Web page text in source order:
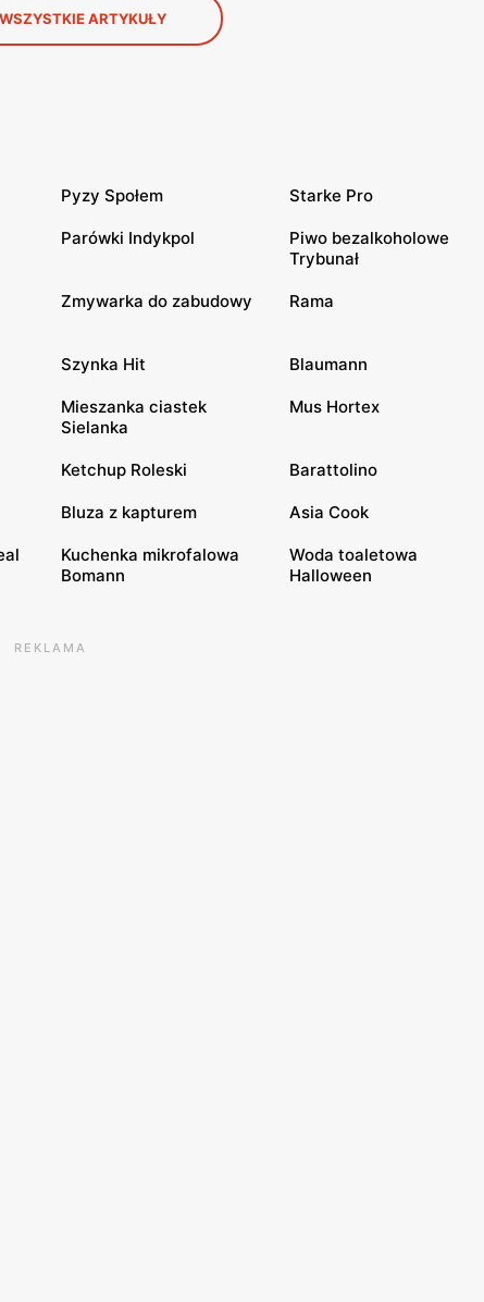
ARTYKUŁY
Pyzy Społem Starke Pro
Parówki Indykpol
Piwo bezalkoholowe
Trybunał
Zmywarka do zabudowy Rama
Szynka Hit Blaumann
Mieszanka ciastek
Sielanka
Mus Hortex
Ketchup Roleski Barattolino
Bluza z kapturem Asia Cook
Kuchenka mikrofalowa
Bomann
Woda toaletowa
Halloween
REKLAMA